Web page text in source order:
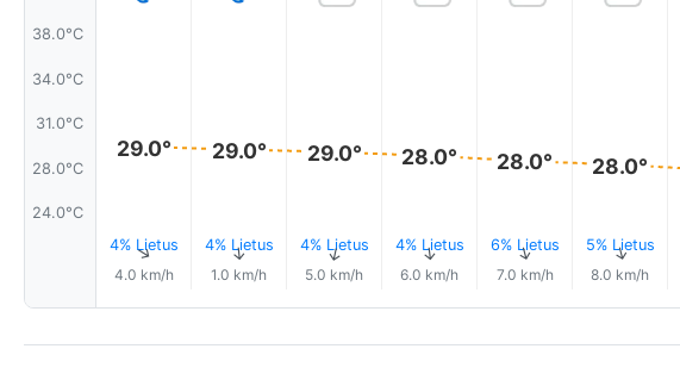
38.0°C
34.0°C
31.0°C
28.0°C
24.0°C
29.0°
4% Lietus
↑
4.0 km/h
29.0°
4% Lietus
↑
1.0 km/h
29.0°
4% Lietus
↑
5.0 km/h
28.0°
4% Lietus
↑
6.0 km/h
28.0°
6% Lietus
↑
7.0 km/h
28.0°
5% Lietus
↑
8.0 km/h